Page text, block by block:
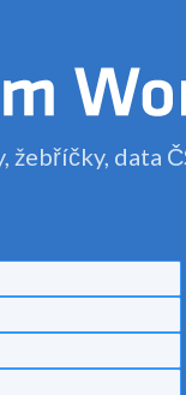
žebříčky, data